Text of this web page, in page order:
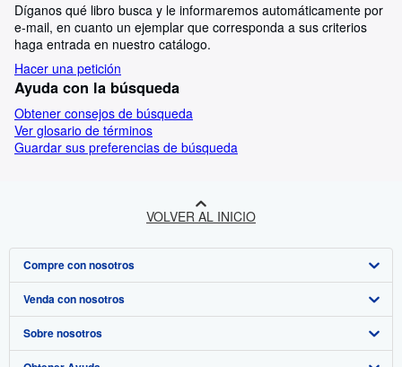
Díganos qué libro busca y le informaremos automáticamente por
e-mail, en cuanto un ejemplar que corresponda a sus criterios
haga entrada en nuestro catálogo.
Hacer una petición
Ayuda con la búsqueda
Obtener consejos de búsqueda
Ver glosario de términos
Guardar sus preferencias de búsqueda
VOLVER AL INICIO
Compre con nosotros
Búsqueda avanzada
Colecciones
Venda con nosotros
Comenzar a vender
Sobre nosotros